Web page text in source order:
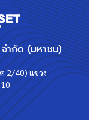
ำกัด (มหาชน)
2/40) แขวง